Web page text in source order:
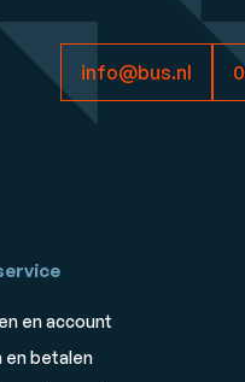
info@bus.nl
en account
en betalen